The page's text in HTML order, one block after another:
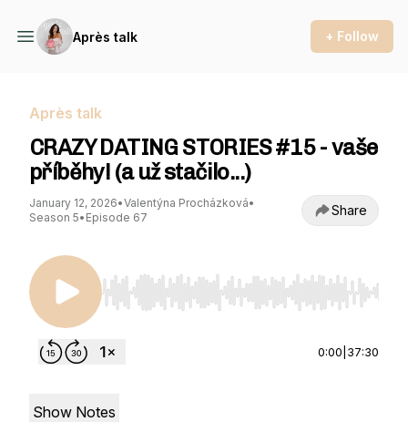
Après talk + Follow
Après talk
CRAZY DATING STORIES #15 - vaše
příběhy! (a už stačilo...)
January 12, 2026•Valentýna Procházková•
Season 5• Episode 67 Share
Use Left/Right to seek, Home/End to jump to
0:00 37:30
Show Notes